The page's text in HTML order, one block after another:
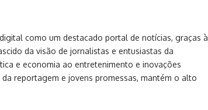
como um destacado portal de notícias, graças à
da visão de jornalistas e entusiastas da
e economia ao entretenimento e inovações
reportagem e jovens promessas, mantém o alto